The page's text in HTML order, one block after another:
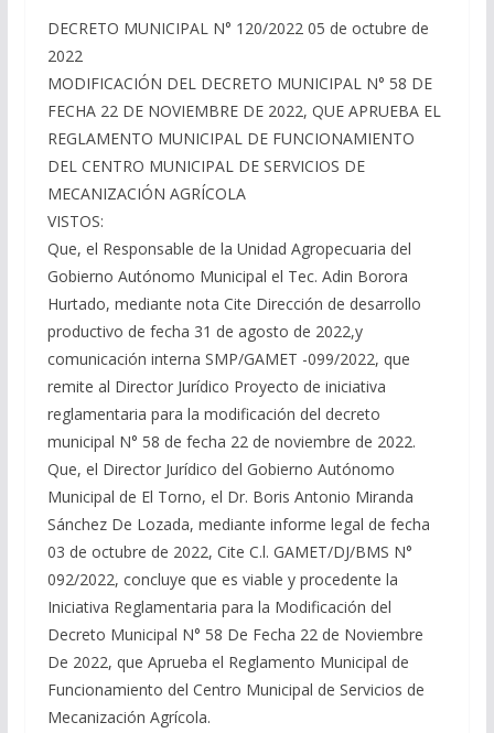
DECRETO MUNICIPAL N° 120/2022 05 de octubre de
2022
MODIFICACIÓN DEL DECRETO MUNICIPAL N° 58 DE
FECHA 22 DE NOVIEMBRE DE 2022, QUE APRUEBA EL
REGLAMENTO MUNICIPAL DE FUNCIONAMIENTO
DEL CENTRO MUNICIPAL DE SERVICIOS DE
MECANIZACIÓN AGRÍCOLA
VISTOS:
Que, el Responsable de la Unidad Agropecuaria del
Gobierno Autónomo Municipal el Tec. Adin Borora
Hurtado, mediante nota Cite Dirección de desarrollo
productivo de fecha 31 de agosto de 2022,y
comunicación interna SMP/GAMET -099/2022, que
remite al Director Jurídico Proyecto de iniciativa
reglamentaria para la modificación del decreto
municipal N° 58 de fecha 22 de noviembre de 2022.
Que, el Director Jurídico del Gobierno Autónomo
Municipal de El Torno, el Dr. Boris Antonio Miranda
Sánchez De Lozada, mediante informe legal de fecha
03 de octubre de 2022, Cite C.l. GAMET/DJ/BMS N°
092/2022, concluye que es viable y procedente la
Iniciativa Reglamentaria para la Modificación del
Decreto Municipal N° 58 De Fecha 22 de Noviembre
De 2022, que Aprueba el Reglamento Municipal de
Funcionamiento del Centro Municipal de Servicios de
Mecanización Agrícola.